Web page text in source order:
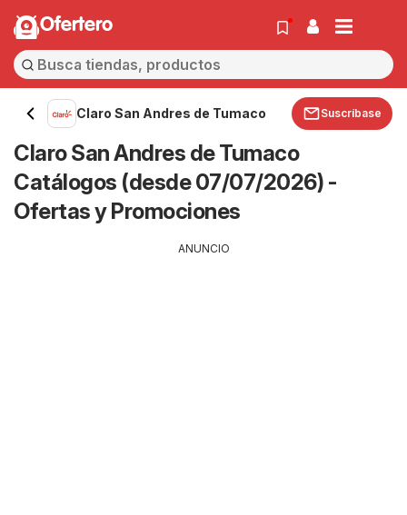
Ofertero
Claro San Andres de Tumaco Suscríbase
Claro San Andres de Tumaco
Catálogos (desde 07/07/2026) -
Ofertas y Promociones
ANUNCIO